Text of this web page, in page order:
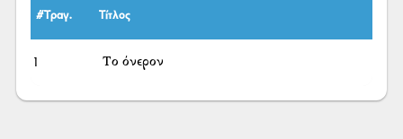
#Τραγ. Τίτλος
1 Το όνερον